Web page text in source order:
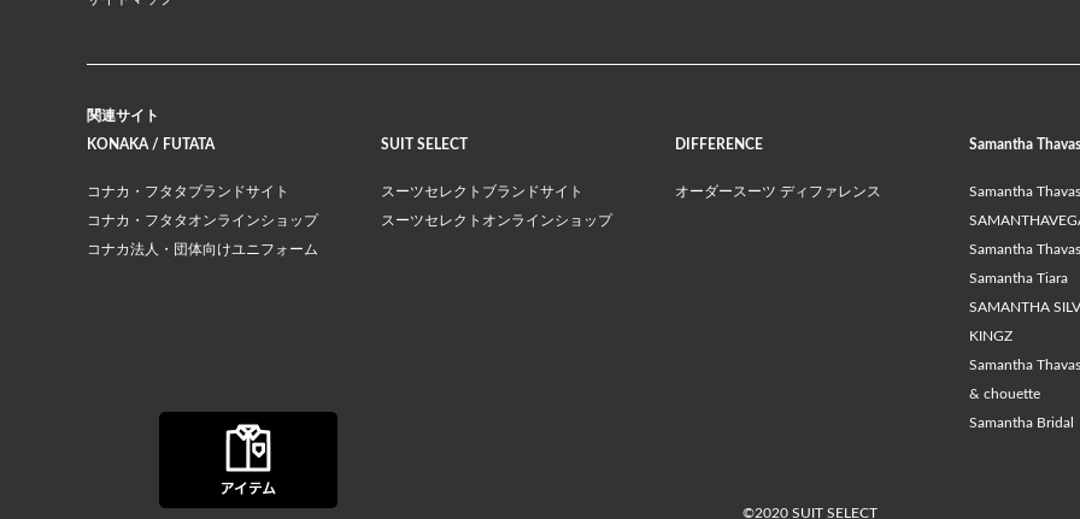
関連サイト
KONAKA / FUTATA
コナカ・フタタブランドサイト
コナカ・フタタオンラインショップ
コナカ法人・団体向けユニフォーム
SUIT SELECT
スーツセレクトブランドサイト
スーツセレクトオンラインショップ
DIFFERENCE
オーダースーツ ディファレンス
Samantha
Samantha
Samantha
Samantha Tiara
SAMANTHA
KINGZ
Samantha
& chouette
Samantha Bridal
©2020 SUIT SELECT